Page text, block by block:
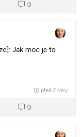
0
Jak moc je to
před 2 roky
0